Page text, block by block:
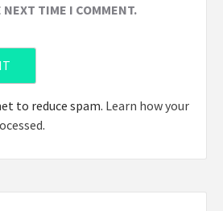
NEXT TIME I COMMENT.
to reduce spam. Learn how your
.